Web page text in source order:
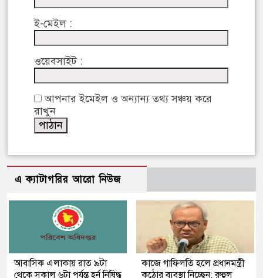
ই-মেইল :
ওয়েবসাইট :
আপনার ইমেইল ও অন্যান্য তথ্য সঞ্চয় করে
রাখুন
এ ক্যাটাগরির আরো নিউজ
আবাসিক এলাকায় রাত ৯টা
থেকে সকাল ৬টা পর্যন্ত হর্ন নিষিদ্ধ
কাজে গাফিলতি হলে প্রধানমন্ত্রী
কঠোর ব্যবস্থা নিচ্ছেন: রুহুল